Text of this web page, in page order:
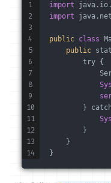
import
import
public class
public
try {
} catch
}
}
}